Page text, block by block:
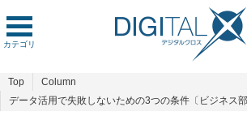
カテゴリ
Top
Column
データ活用で失敗しないための3つの条件〔ビジネス部